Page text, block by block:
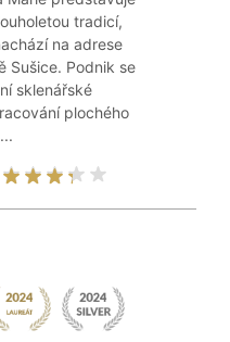
tradicí,
na adrese
Sušice. Podnik se
sklenářské
plochého